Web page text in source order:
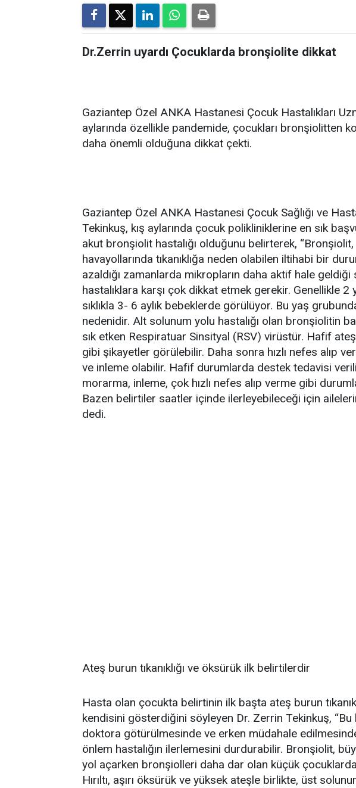
Dr.Zerrin uyardı Çocuklarda bronşiolite dikkat
Gaziantep Özel ANKA Hastanesi Çocuk Hastalıkları
aylarında özellikle pandemide, çocukları bronşiolitten
daha önemli olduğuna dikkat çekti.
Gaziantep Özel ANKA Hastanesi Çocuk Sağlığı ve
Tekinkuş, kış aylarında çocuk polikliniklerine en sık
akut bronşiolit hastalığı olduğunu belirterek,
havayollarında tıkanıklığa neden olabilen iltihabi bir
azaldığı zamanlarda mikropların daha aktif hale geldiği
hastalıklara karşı çok dikkat etmek gerekir. Genellikle 2
sıklıkla 3- 6 aylık bebeklerde görülüyor. Bu yaş
nedenidir. Alt solunum yolu hastalığı olan bronşiolitin
sık etken Respiratuar Sinsityal (RSV) virüstür. Hafif ateş,
gibi şikayetler görülebilir. Daha sonra hızlı nefes alıp
ve inleme olabilir. Hafif durumlarda destek tedavisi
morarma, inleme, çok hızlı nefes alıp verme gibi
Bazen belirtiler saatler içinde ilerleyebileceği için
dedi.
Ateş burun tıkanıklığı ve öksürük ilk belirtilerdir
Hasta olan çocukta belirtinin ilk başta ateş burun
kendisini gösterdiğini söyleyen Dr. Zerrin Tekinkuş,
doktora götürülmesinde ve erken müdahale
önlem hastalığın ilerlemesini durdurabilir. Bronşiolit,
yol açarken bronşiolleri daha dar olan küçük
Hırıltı, aşırı öksürük ve yüksek ateşle birlikte, üst